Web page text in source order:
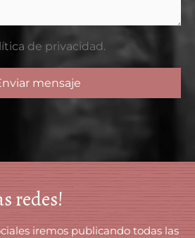
de privacidad.
mensaje
redes!
iremos publicando todas las